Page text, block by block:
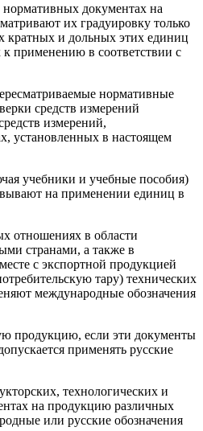
документах на
их градуировку только
кратных и дольных этих единиц
применению в соответствии с
нормативные
средств измерений
измерений,
установленных в настоящем
учебники и учебные пособия)
на применении единиц в
отношениях в области
странами, а также в
с экспортной продукцией
тару) технических
международные обозначения
продукцию, если эти документы
применять русские
технологических и
на продукцию различных
или русские обозначения